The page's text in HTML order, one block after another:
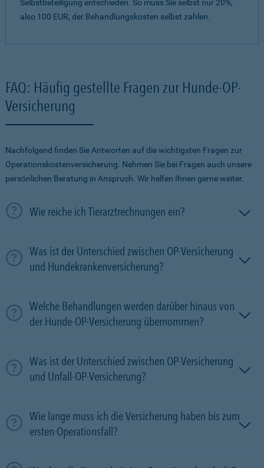
Selbstbeteiligung entschieden. So muss Sie selbst nur 20%,
also 100 EUR, der Behandlungskosten selbst zahlen.
FAQ: Häufig gestellte Fragen zur Hunde-OP-
Versicherung
Nachfolgend finden Sie Antworten auf die wichtigsten Fragen zur
Operationskostenversicherung. Nehmen Sie bei Fragen auch unsere
persönlichen Beratung in Anspruch. Wir helfen Ihnen gerne weiter.
Wie reiche ich Tierarztrechnungen ein?
Was ist der Unterschied zwischen OP-Versicherung
und Hundekrankenversicherung?
Welche Behandlungen werden darüber hinaus von
der Hunde-OP-Versicherung übernommen?
Was ist der Unterschied zwischen OP-Versicherung
und Unfall-OP-Versicherung?
Wie lange muss ich die Versicherung haben bis zum
ersten Operationsfall?